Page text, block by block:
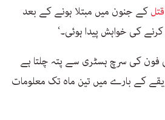
قتلکے جنون میں مبتلا ہونے کے بعد
کی خواہش پیدا ہوئی۔‘
کی سرچ ہسٹری سے پتہ چلتا ہے
کے بارے میں تین ماہ تک معلومات